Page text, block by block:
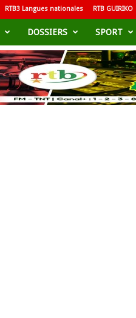
RTB3 Langues nationales RTB GUIRIKO
DOSSIERS SPORT